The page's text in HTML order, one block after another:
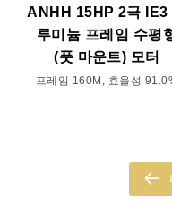
ANHH 15HP 2극 IE3
루미늄 프레임 수평
(풋 마운트) 모터
프레임 160M, 효율성